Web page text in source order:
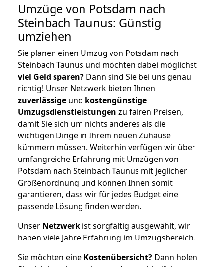
Umzüge von Potsdam nach
Steinbach Taunus: Günstig
umziehen
Sie planen einen Umzug von Potsdam nach
Steinbach Taunus und möchten dabei möglichst
viel Geld sparen? Dann sind Sie bei uns genau
richtig! Unser Netzwerk bieten Ihnen
zuverlässige und kostengünstige
Umzugsdienstleistungen zu fairen Preisen,
damit Sie sich um nichts anderes als die
wichtigen Dinge in Ihrem neuen Zuhause
kümmern müssen. Weiterhin verfügen wir über
umfangreiche Erfahrung mit Umzügen von
Potsdam nach Steinbach Taunus mit jeglicher
Größenordnung und können Ihnen somit
garantieren, dass wir für jedes Budget eine
passende Lösung finden werden.
Unser Netzwerk ist sorgfältig ausgewählt, wir
haben viele Jahre Erfahrung im Umzugsbereich.
Sie möchten eine Kostenübersicht? Dann holen